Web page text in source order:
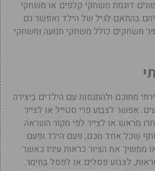
דוגמת משחקי קלפים או משחקי
בהתאם לגיל של הילד ואפשר גם
משחקים כולל משחקי תנועה ומשחקי
מתוכם ולהתנסות עם הילדים ביצירה
אפשר לצבוע פרי סטייל או לצייר
מראש או לצייר לפי מקור השראה
שכל אחד מכם, פעם הילד ופעם
ממשיך את הציור כראות עיניו כאשר
לצבוע פסלים או לפסל בחימר.